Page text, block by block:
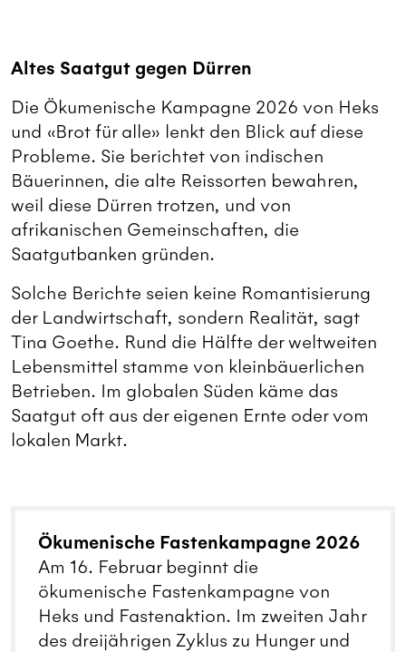
Altes Saatgut gegen Dürren
Die Ökumenische Kampagne 2026 von Heks
und «Brot für alle» lenkt den Blick auf diese
Probleme. Sie berichtet von indischen
Bäuerinnen, die alte Reissorten bewahren,
weil diese Dürren trotzen, und von
afrikanischen Gemeinschaften, die
Saatgutbanken gründen.
Solche Berichte seien keine Romantisierung
der Landwirtschaft, sondern ­Realität, sagt
Tina Goethe. Rund die Hälfte der weltweiten
Lebensmittel stamme von kleinbäuerlichen
Betrieben. Im globalen Süden käme das
Saatgut oft aus der eigenen Ernte oder vom
lokalen Markt.
Ökumenische Fastenkampagne 2026
Am 16. Februar beginnt die
ökumenische Fastenkampagne von
Heks und Fastenaktion. Im zweiten Jahr
des dreijährigen Zyklus zu Hunger und